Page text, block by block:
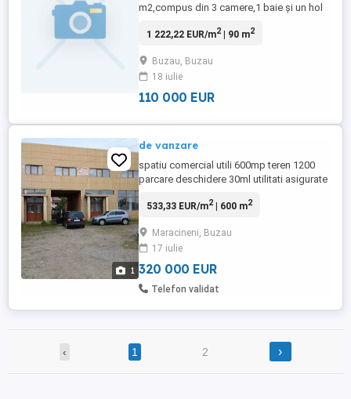
m2,compus din 3 camere,1 baie și un hol
din Buzău,strada Mareșal Averescu,nr 1-
avocatura,notariat,firma,coafor sau
cabinet medical!Prețul este de 110 mii
Euro!telefon
1 222,22 EUR/m2| 90 m2
Buzau, Buzau
18 iulie
110 000 EUR
1
de vanzare
spatiu comercial utili 600mp teren 1200
parcare deschidere 30ml utilitati asigurate
533,33 EUR/m2| 600 m2
Maracineni, Buzau
17 iulie
320 000 EUR
Telefon validat
‹ 1 2 ›